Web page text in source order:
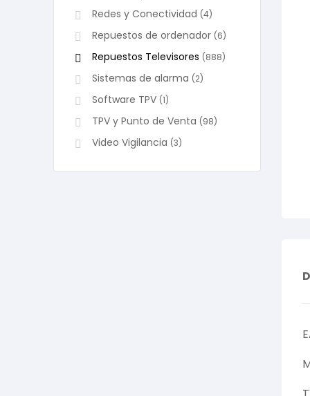
Redes y Conectividad (4)
Repuestos de ordenador (6)
Repuestos Televisores (888)
Sistemas de alarma (2)
Software TPV (1)
TPV y Punto de Venta (98)
Video Vigilancia (3)